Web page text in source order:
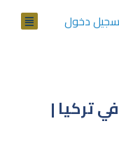
دخول
تركيا |